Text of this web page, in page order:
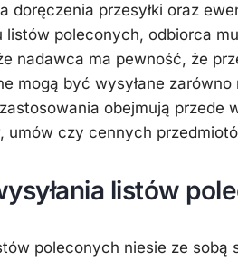
doręczenia przesyłki oraz
listów poleconych, odbiorca
nadawca ma pewność, że
mogą być wysyłane
obejmują przede
umów czy cennych
listów
poleconych niesie ze